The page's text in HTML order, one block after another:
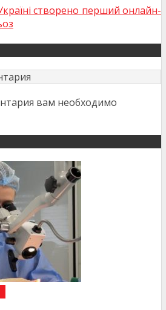
створено перший онлайн-
вам необходимо